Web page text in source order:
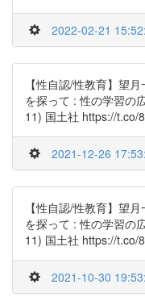
2022-02-21
【性自認/性教育】望
を探って : 性の学習の
11) 国土社 https://t.co/
2021-12-26
【性自認/性教育】望
を探って : 性の学習の
11) 国土社 https://t.co/
2021-10-30